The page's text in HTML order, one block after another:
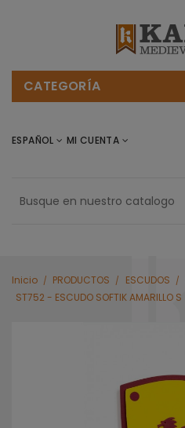
CATEGORÍA
ESPAÑOL MI CUENTA
Inicio PRODUCTOS ESCUDOS
ST752 - ESCUDO SOFTIK AMARILLO S